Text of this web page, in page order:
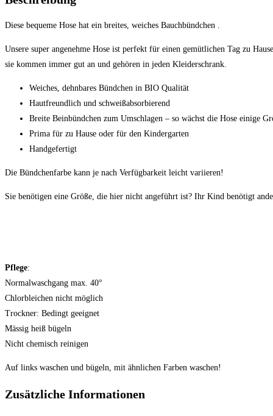
Diese bequeme Hose hat ein breites, weiches Bauchbündchen .
Unsere super angenehme Hose ist perfekt für einen gemütlichen Tag zu
sie kommen immer gut an und gehören in jeden Kleiderschrank.
Weiches, dehnbares Bündchen in BIO Qualität
Hautfreundlich und schweißabsorbierend
Breite Beinbündchen zum Umschlagen – so wächst die Hose einige
Prima für zu Hause oder für den Kindergarten
Handgefertigt
Die Bündchenfarbe kann je nach Verfügbarkeit leicht variieren!
Sie benötigen eine Größe, die hier nicht angeführt ist? Ihr Kind benötigt
Pflege:
Normalwaschgang max. 40°
Chlorbleichen nicht möglich
Trockner: Bedingt geeignet
Mässig heiß bügeln
Nicht chemisch reinigen
Auf links waschen und bügeln, mit ähnlichen Farben waschen!
Zusätzliche Informationen